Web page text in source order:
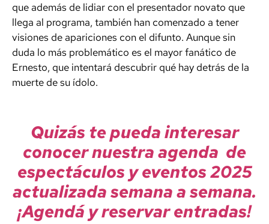
que además de lidiar con el presentador novato que
llega al programa, también han comenzado a tener
visiones de apariciones con el difunto. Aunque sin
duda lo más problemático es el mayor fanático de
Ernesto, que intentará descubrir qué hay detrás de la
muerte de su ídolo.
Quizás te pueda interesar
conocer nuestra agenda de
espectáculos y eventos 2025
actualizada semana a semana.
¡Agendá y reservar entradas!